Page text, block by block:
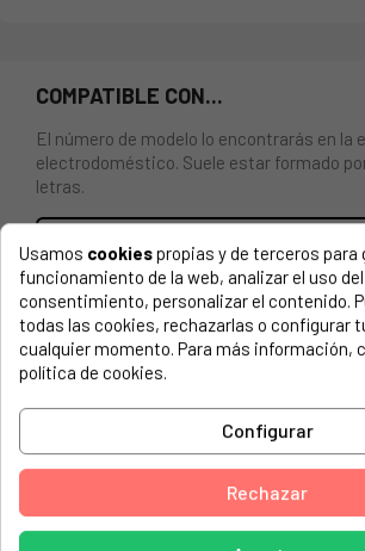
COMPATIBLE CON...
El número de modelo lo encontrarás en la
electrodoméstico. Suele estar formado
letras.
TAPA SUPERIOR ZONA 0º CHILLER
SIEMENS NEFF 00665727 665727
Medidas: 50x10 cm
SIEMENS , KG39NA71-21
SIEMENS, KG36NA03-02
SIEMENS, KG36NA91
Usamos cookiespropias y de terceros para
funcionamiento de la web, analizar el uso
consentimiento, personalizar el contenido.
todas las cookies, rechazarlas o configurar
cualquier momento. Para más información,
política de cookies.
Configurar
Rechazar